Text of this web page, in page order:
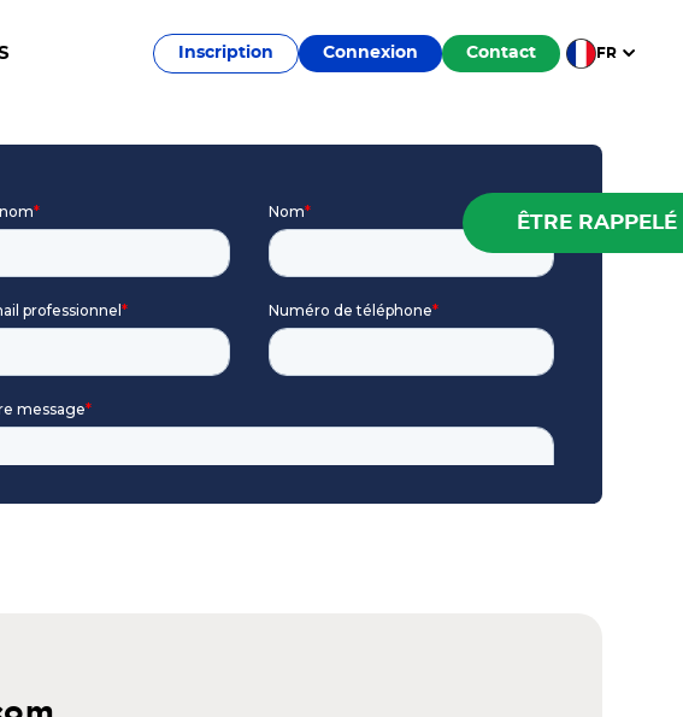
Inscription Connexion Contact FR
ÊTRE RAPPELÉ